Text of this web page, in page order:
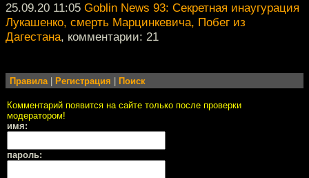
25.09.20 11:05 Goblin News 93: Секретная инаугурация
Лукашенко, смерть Марцинкевича, Побег из
Дагестана, комментарии: 21
Правила| Регистрация Поиск
Комментарий появится на сайте только после проверки
модератором!
имя:
пароль: